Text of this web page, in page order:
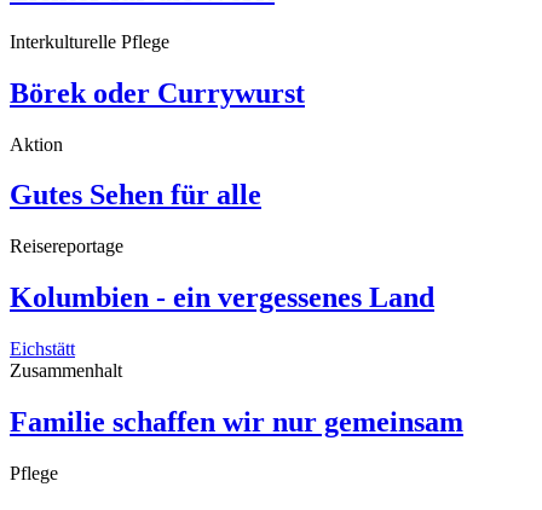
Interkulturelle Pflege
Börek oder Currywurst
Aktion
Gutes Sehen für alle
Reisereportage
Kolumbien - ein vergessenes Land
Eichstätt
Zusammenhalt
Familie schaffen wir nur gemeinsam
Pflege